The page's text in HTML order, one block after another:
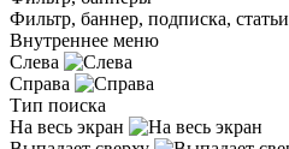
Фильтр, баннер, подписка, статьи
Внутреннее меню
Слева
Справа
Тип поиска
На весь экран